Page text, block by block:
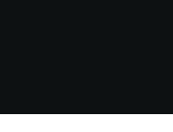
In order for